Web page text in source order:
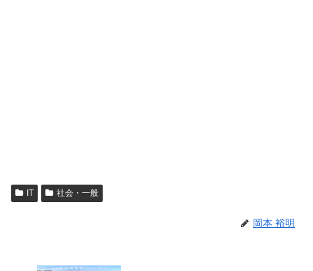
IT 社会・一般
岡本 裕明